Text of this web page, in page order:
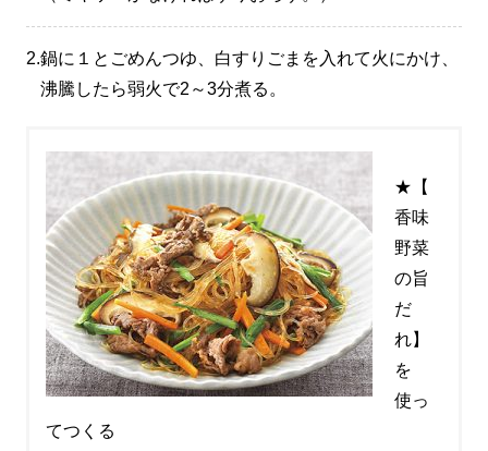
2.鍋に１とごめんつゆ、白すりごまを入れて火にかけ、
沸騰したら弱火で2～3分煮る。
★【
香味
野菜
の旨
だ
れ】
を
使っ
てつくる